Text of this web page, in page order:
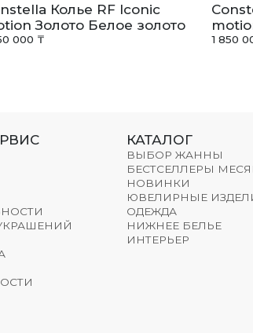
Колье RF Iconic
Золото Белое золото
000 ₸ 1 850
КАТАЛОГ
ВЫБОР ЖАННЫ
БЕСТСЕЛЛЕРЫ
НОВИНКИ
ЮВЕЛИРНЫЕ
ОДЕЖДА
НИЖНЕЕ БЕЛЬЕ
ИНТЕРЬЕР